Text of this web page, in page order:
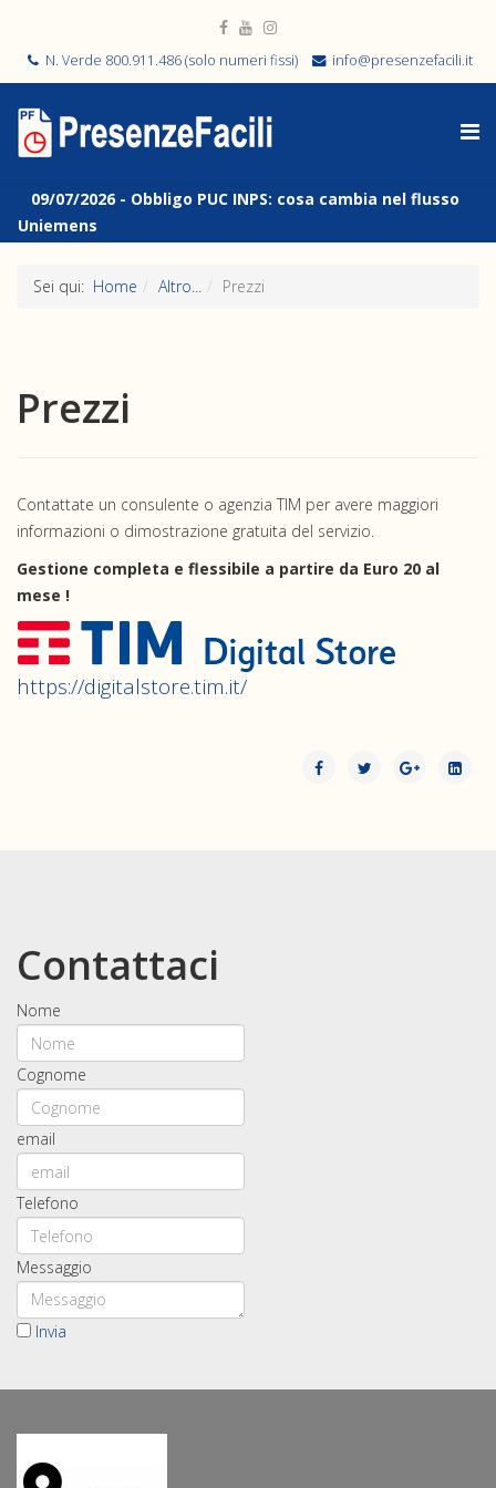
N. Verde 800.911.486 (solo numeri fissi) info@presenzefacili.it
09/07/2026 - Obbligo PUC INPS: cosa cambia nel flusso
Uniemens
Sei qui: Home Altro... Prezzi
Prezzi
Contattate un consulente o agenzia TIM per avere maggiori
informazioni o dimostrazione gratuita del servizio.
Gestione completa e flessibile a partire da Euro 20 al
mese !
https://digitalstore.tim.it/
Contattaci
Nome
Cognome
email
Telefono
Messaggio
Invia